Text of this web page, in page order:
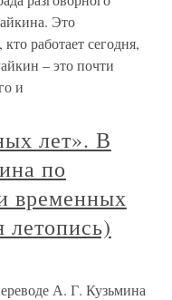
Это
работает сегодня,
– это почти
и
лет». В
по
временных
летопись)
А. Г. Кузьмина